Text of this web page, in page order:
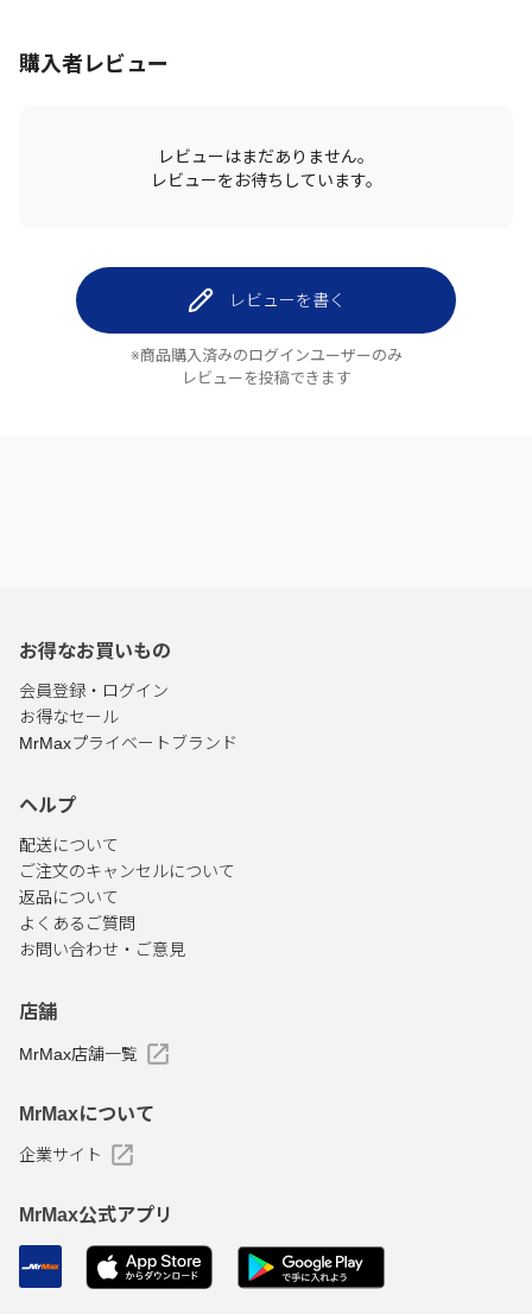
購入者レビュー
レビューはまだありません。
レビューをお待ちしています。
レビューを書く
※商品購入済みのログインユーザーのみ
レビューを投稿できます
お得なお買いもの
会員登録・ログイン
お得なセール
MrMaxプライベートブランド
ヘルプ
配送について
ご注文のキャンセルについて
返品について
よくあるご質問
お問い合わせ・ご意見
店舗
MrMax店舗一覧
MrMaxについて
企業サイト
MrMax公式アプリ